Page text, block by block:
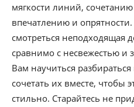
мягкости линий,
впечатлению и
смотреться неподходящая
сравнимо с несвежестью и
Вам научиться
сочетать их вместе, чтобы
стильно. Старайтесь не